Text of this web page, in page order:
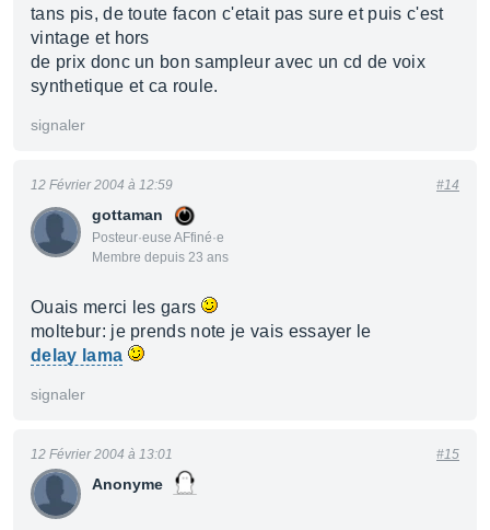
tans pis, de toute facon c'etait pas sure et puis c'est
vintage et hors
de prix donc un bon sampleur avec un cd de voix
synthetique et ca roule.
signaler
gottaman
Posteur·euse AFfiné·e
Membre depuis 23 ans
12 Février 2004 à 12:59 #14
Ouais merci les gars
moltebur: je prends note je vais essayer le
delay lama
signaler
Anonyme
12 Février 2004 à 13:01 #15